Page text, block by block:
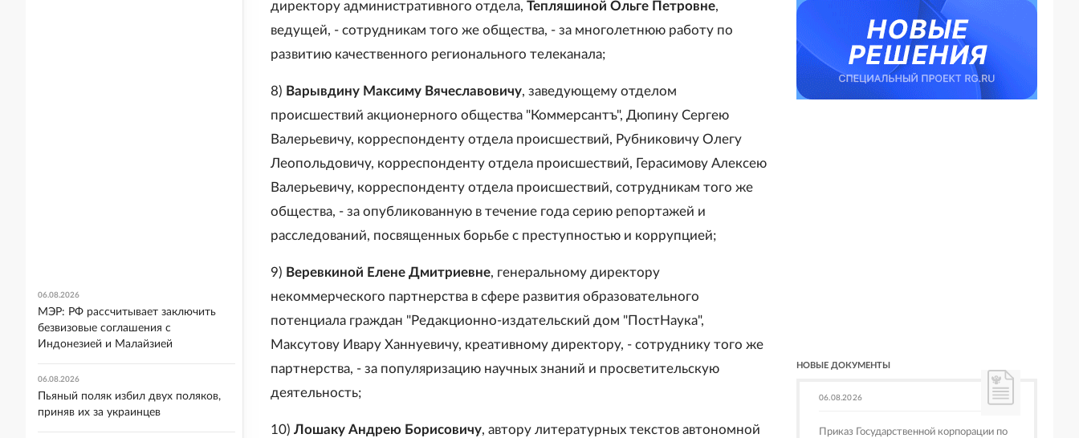
директору административного отдела, Тепляшиной Ольге Петровне,
ведущей, - сотрудникам того же общества, - за многолетнюю работу по
развитию качественного регионального телеканала;
8) Варывдину Максиму Вячеславовичу, заведующему отделом
происшествий акционерного общества "Коммерсантъ", Дюпину Сергею
Валерьевичу, корреспонденту отдела происшествий, Рубниковичу Олегу
Леопольдовичу, корреспонденту отдела происшествий, Герасимову Алексею
Валерьевичу, корреспонденту отдела происшествий, сотрудникам того же
общества, - за опубликованную в течение года серию репортажей и
расследований, посвященных борьбе с преступностью и коррупцией;
9) Веревкиной Елене Дмитриевне, генеральному директору
некоммерческого партнерства в сфере развития образовательного
потенциала граждан "Редакционно-издательский дом "ПостНаука",
Максутову Ивару Ханнуевичу, креативному директору, - сотруднику того же
партнерства, - за популяризацию научных знаний и просветительскую
деятельность;
10) Лошаку Андрею Борисовичу, автору литературных текстов автономной
НОВЫЕ ДОКУМЕНТЫ
06.08.2026
Приказ Государственной корпорации по
06.08.2026
МЭР: РФ рассчитывает заключить
безвизовые соглашения с
Индонезией и Малайзией
06.08.2026
Пьяный поляк избил двух поляков,
приняв их за украинцев